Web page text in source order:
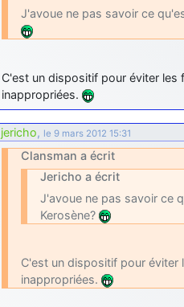
J'avoue ne pas savoir ce
C'est un dispositif pour éviter les
inappropriées.
jericho, le 9 mars 2012 15:31
Clansman a écrit
Jericho a écrit
J'avoue ne pas savoir ce
Kerosène?
C'est un dispositif pour éviter
inappropriées.